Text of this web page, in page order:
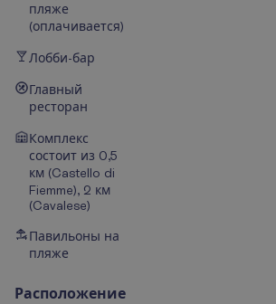
пляже
(оплачивается)
Лобби-бар
Главный
ресторан
Комплекс
состоит из 0,5
км (Castello di
Fiemme), 2 км
(Cavalese)
Павильоны на
пляже
Расположение